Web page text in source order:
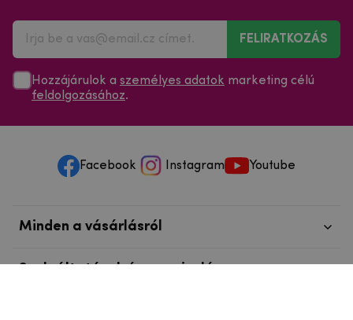
FELIRATKOZÁS
Hozzájárulok a személyes adatok marketing célú
feldolgozásához.
Facebook Instagram Youtube
Minden a vásárlásról